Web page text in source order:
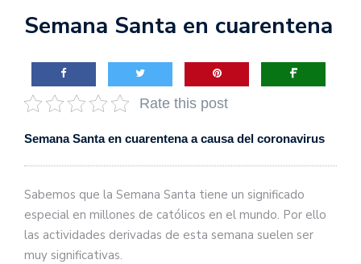
Semana Santa en cuarentena
Rate this post
Semana Santa en cuarentena a causa del coronavirus
Sabemos que la Semana Santa tiene un significado
especial en millones de católicos en el mundo. Por ello
las actividades derivadas de esta semana suelen ser
muy significativas.